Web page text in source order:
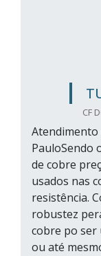
CF
Atendimento
PauloSendo
de cobre
usados nas
resistência.
robustez
cobre po ser
ou até